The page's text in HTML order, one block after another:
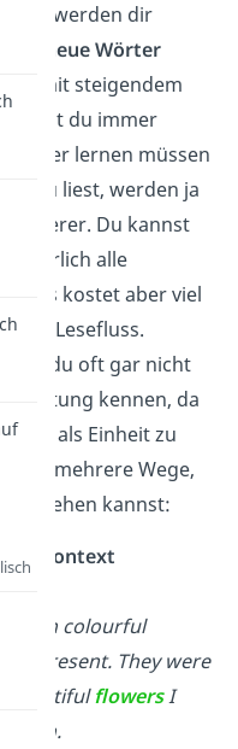
Text werden dir
neue Wörter
mit steigendem
wirst du immer
Wörter lernen müssen
die du liest, werden ja
Du kannst
natürlich alle
Das kostet aber viel
den Lesefluss.
du oft gar nicht
kennen, da
Satz als Einheit zu
gibt mehrere Wege,
umgehen kannst:
im Kontext
given colourful
as a present. They were
beautifulflowersI
seen.